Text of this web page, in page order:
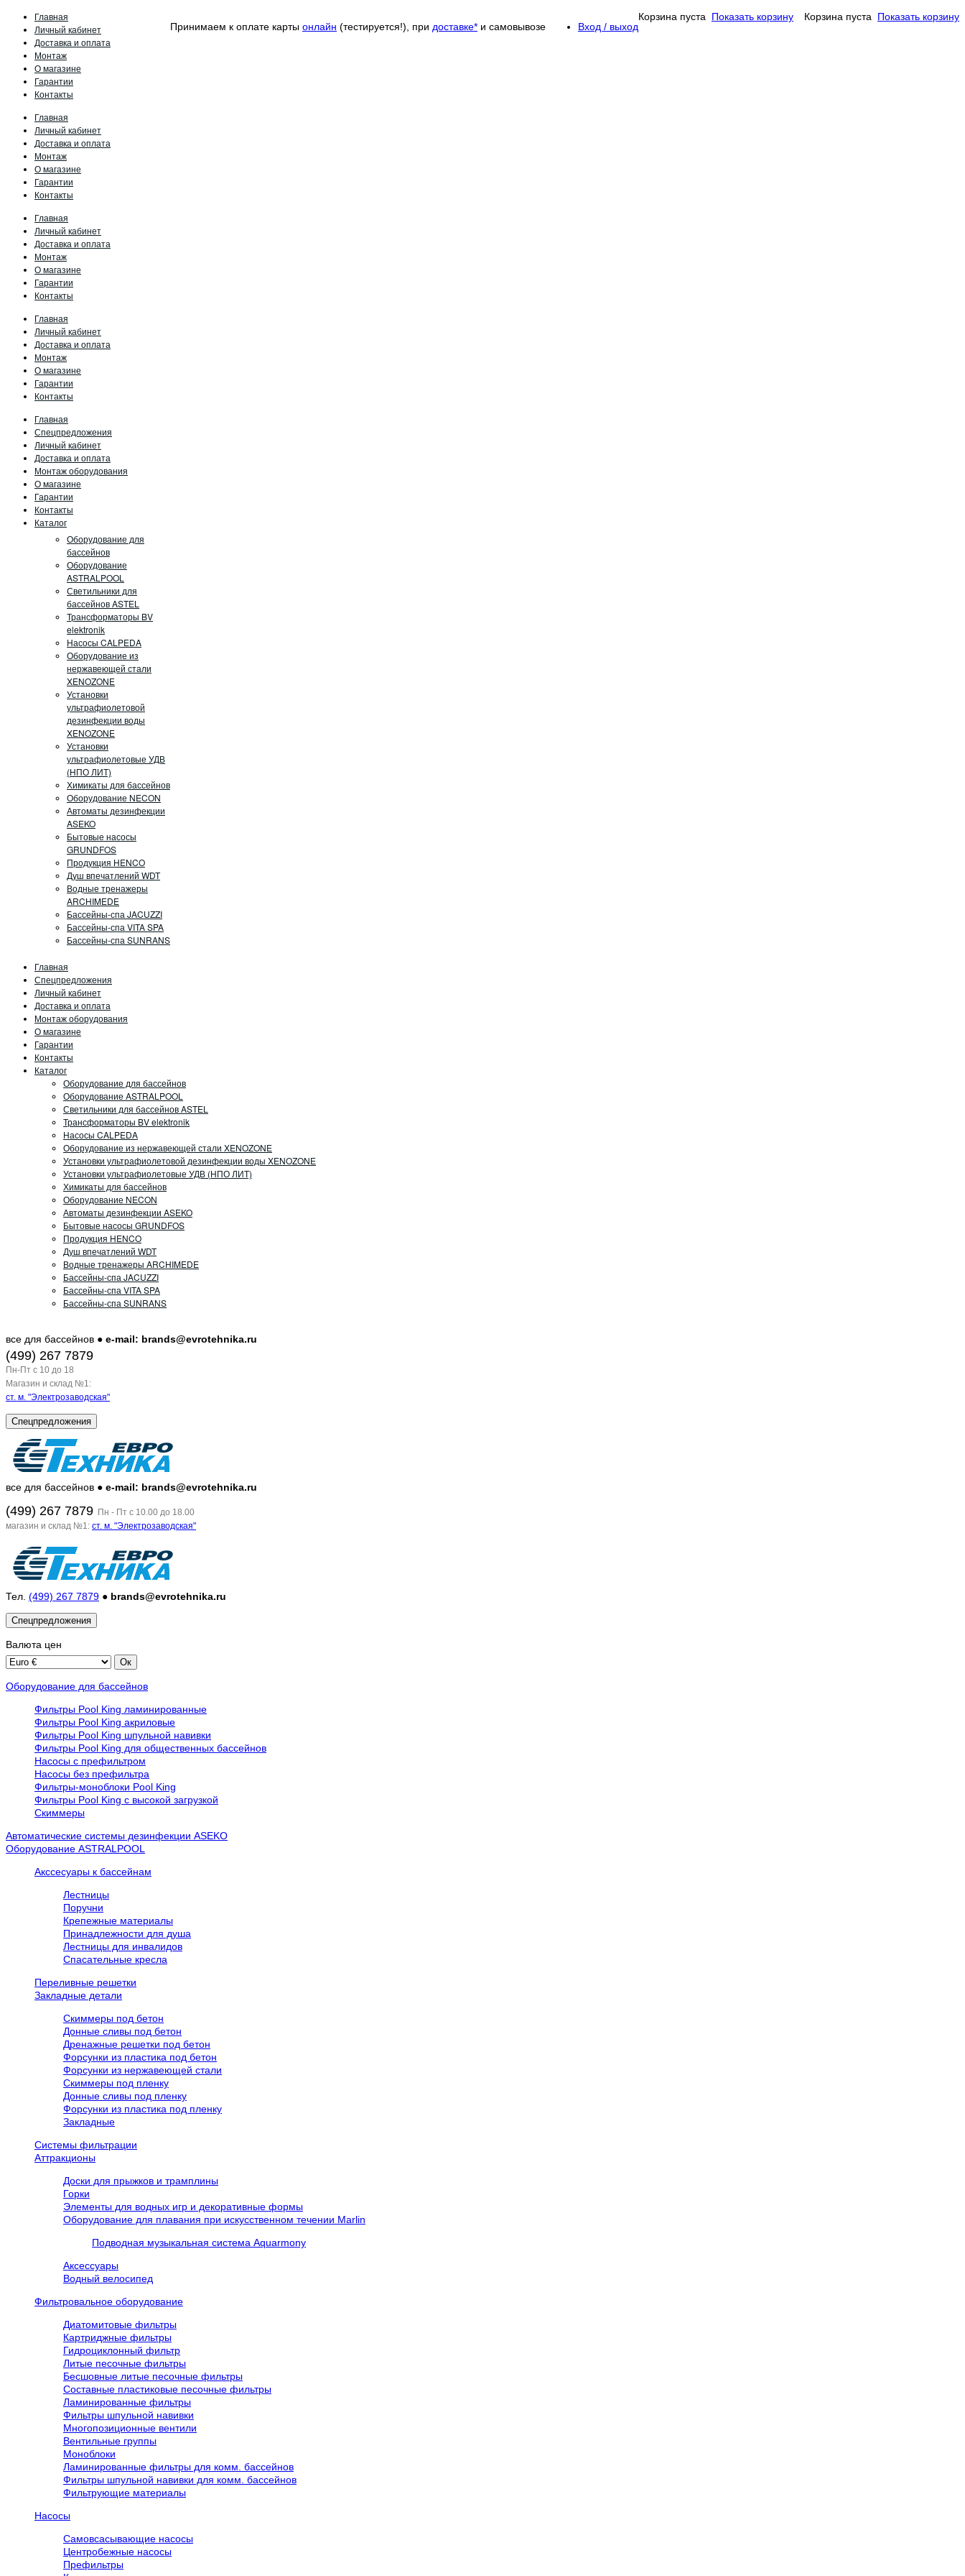
Корзина пуста Показать корзину
Корзина пуста
Показать корзину
Вход / выход
Принимаем к оплате карты онлайн (тестируется!), при доставке* и самовывозе
Главная
Личный кабинет
Доставка и оплата
Монтаж
О магазине
Гарантии
Контакты
Главная
Личный кабинет
Доставка и оплата
Монтаж
О магазине
Гарантии
Контакты
Главная
Личный кабинет
Доставка и оплата
Монтаж
О магазине
Гарантии
Контакты
Главная
Личный кабинет
Доставка и оплата
Монтаж
О магазине
Гарантии
Контакты
Главная
Спецпредложения
Личный кабинет
Доставка и оплата
Монтаж оборудования
О магазине
Гарантии
Контакты
Каталог
Оборудование для
бассейнов
Оборудование
ASTRALPOOL
Светильники для
бассейнов ASTEL
Трансформаторы BV
elektronik
Насосы CALPEDA
Оборудование из
нержавеющей стали
XENOZONE
Установки
ультрафиолетовой
дезинфекции воды
XENOZONE
Установки
ультрафиолетовые УДВ
(НПО ЛИТ)
Химикаты для бассейнов
Оборудование NECON
Автоматы дезинфекции
ASEKO
Бытовые насосы
GRUNDFOS
Продукция HENCO
Душ впечатлений WDT
Водные тренажеры
ARCHIMEDE
Бассейны-спа JACUZZI
Бассейны-спа VITA SPA
Бассейны-спа SUNRANS
Главная
Спецпредложения
Личный кабинет
Доставка и оплата
Монтаж оборудования
О магазине
Гарантии
Контакты
Каталог
Оборудование для бассейнов
Оборудование ASTRALPOOL
Светильники для бассейнов ASTEL
Трансформаторы BV elektronik
Насосы CALPEDA
Оборудование из нержавеющей стали XENOZONE
Установки ультрафиолетовой дезинфекции воды XENOZONE
Установки ультрафиолетовые УДВ (НПО ЛИТ)
Химикаты для бассейнов
Оборудование NECON
Автоматы дезинфекции ASEKO
Бытовые насосы GRUNDFOS
Продукция HENCO
Душ впечатлений WDT
Водные тренажеры ARCHIMEDE
Бассейны-спа JACUZZI
Бассейны-спа VITA SPA
Бассейны-спа SUNRANS
все для бассейнов ● e-mail: brands@evrotehnika.ru
(499) 267 7879
Пн-Пт c 10 до 18
Магазин и склад №1:
ст. м. "Электрозаводская"
Спецпредложения
все для бассейнов ● e-mail: brands@evrotehnika.ru
(499) 267 7879 Пн - Пт с 10.00 до 18.00
магазин и склад №1: ст. м. "Электрозаводская"
Тел. (499) 267 7879 ● brands@evrotehnika.ru
Спецпредложения
Валюта цен
Оборудование для бассейнов
Фильтры Pool King ламинированные
Фильтры Pool King акриловые
Фильтры Pool King шпульной навивки
Фильтры Pool King для общественных бассейнов
Насосы с префильтром
Насосы без префильтра
Фильтры-моноблоки Pool King
Фильтры Pool King с высокой загрузкой
Скиммеры
Автоматические системы дезинфекции ASEKO
Оборудование ASTRALPOOL
Акссесуары к бассейнам
Лестницы
Поручни
Крепежные материалы
Принадлежности для душа
Лестницы для инвалидов
Спасательные кресла
Переливные решетки
Закладные детали
Скиммеры под бетон
Донные сливы под бетон
Дренажные решетки под бетон
Форсунки из пластика под бетон
Форсунки из нержавеющей стали
Скиммеры под пленку
Донные сливы под пленку
Форсунки из пластика под пленку
Закладные
Системы фильтрации
Аттракционы
Доски для прыжков и трамплины
Горки
Элементы для водных игр и декоративные формы
Оборудование для плавания при искусственном течении Marlin
Подводная музыкальная система Aquarmony
Аксессуары
Водный велосипед
Фильтровальное оборудование
Диатомитовые фильтры
Картриджные фильтры
Гидроциклонный фильтр
Литые песочные фильтры
Бесшовные литые песочные фильтры
Составные пластиковые песочные фильтры
Ламинированные фильтры
Фильтры шпульной навивки
Многопозиционные вентили
Вентильные группы
Моноблоки
Ламинированные фильтры для комм. бассейнов
Фильтры шпульной навивки для комм. бассейнов
Фильтрующие материалы
Насосы
Самовсасывающие насосы
Центробежные насосы
Префильтры